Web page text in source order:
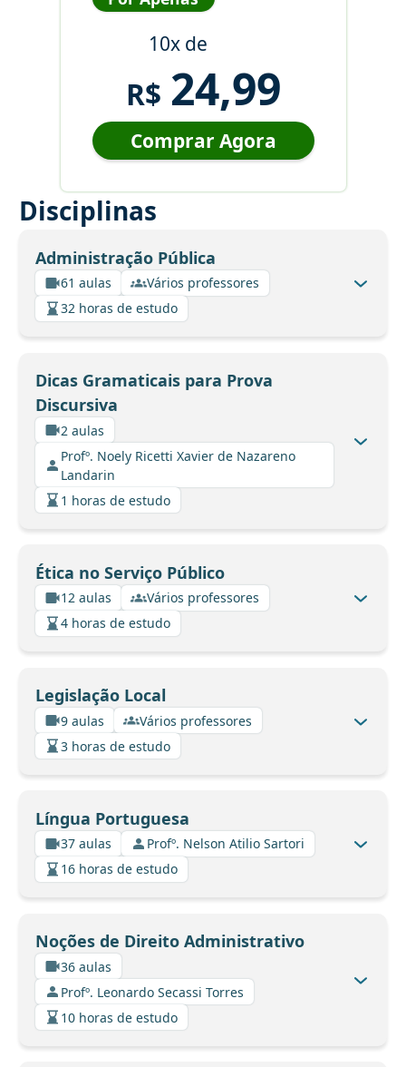
10x de
R$ 24,99
Comprar Agora
Disciplinas
Administração Pública
61 aulas
Vários professores
32 horas de estudo
Dicas Gramaticais para Prova
Discursiva
2 aulas
Profº. Noely Ricetti Xavier de Nazareno
Landarin
1 horas de estudo
Ética no Serviço Público
12 aulas
Vários professores
4 horas de estudo
Legislação Local
9 aulas
Vários professores
3 horas de estudo
Língua Portuguesa
37 aulas
Profº. Nelson Atilio Sartori
16 horas de estudo
Noções de Direito Administrativo
36 aulas
Profº. Leonardo Secassi Torres
10 horas de estudo